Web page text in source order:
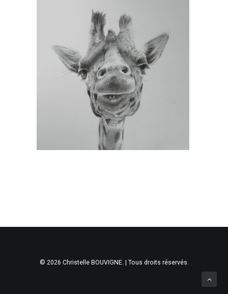
© 2026 Christelle BOUVIGNE. | Tous droits réservés.